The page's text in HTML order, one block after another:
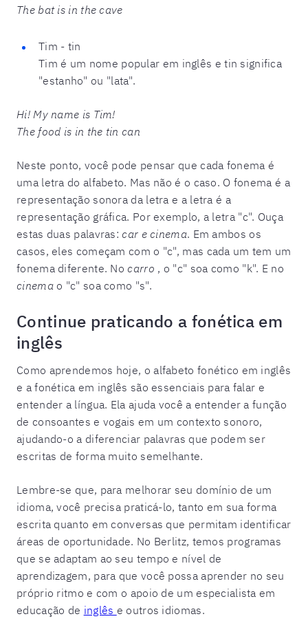
The bat is in the cave
Tim - tin
Tim é um nome popular em inglês e tin significa
"estanho" ou "lata".
Hi! My name is Tim!
The food is in the tin can
Neste ponto, você pode pensar que cada fonema é
uma letra do alfabeto. Mas não é o caso. O fonema é a
representação sonora da letra e a letra é a
representação gráfica. Por exemplo, a letra "c". Ouça
estas duas palavras:car e cinema. Em ambos os
casos, eles começam com o "c", mas cada um tem um
fonema diferente. Nocarro , o "c" soa como "k". E no
cinema o "c" soa como "s".
Continue praticando a fonética em
inglês
Como aprendemos hoje, o alfabeto fonético em inglês
e a fonética em inglês são essenciais para falar e
entender a língua. Ela ajuda você a entender a função
de consoantes e vogais em um contexto sonoro,
ajudando-o a diferenciar palavras que podem ser
escritas de forma muito semelhante.
Lembre-se que, para melhorar seu domínio de um
idioma, você precisa praticá-lo, tanto em sua forma
escrita quanto em conversas que permitam identificar
áreas de oportunidade. No Berlitz, temos programas
que se adaptam ao seu tempo e nível de
aprendizagem, para que você possa aprender no seu
próprio ritmo e com o apoio de um especialista em
educação de inglês e outros idiomas.